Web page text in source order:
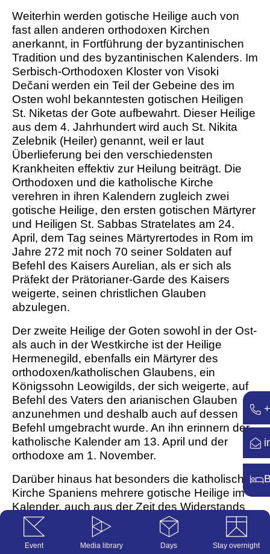
Weiterhin werden gotische Heilige auch von
fast allen anderen orthodoxen Kirchen
anerkannt, in Fortführung der byzantinischen
Tradition und des byzantinischen Kalenders. Im
Serbisch-Orthodoxen Kloster von Visoki
Dečani werden ein Teil der Gebeine des im
Osten wohl bekanntesten gotischen Heiligen
St. Niketas der Gote aufbewahrt. Dieser Heilige
aus dem 4. Jahrhundert wird auch St. Nikita
Zelebnik (Heiler) genannt, weil er laut
Überlieferung bei den verschiedensten
Krankheiten effektiv zur Heilung beiträgt. Die
Orthodoxen und die katholische Kirche
verehren in ihren Kalendern zugleich zwei
gotische Heilige, den ersten gotischen Märtyrer
und Heiligen St. Sabbas Stratelates am 24.
April, dem Tag seines Märtyrertodes in Rom im
Jahre 272 mit noch 70 seiner Soldaten auf
Befehl des Kaisers Aurelian, als er sich als
Präfekt der Prätorianer-Garde des Kaisers
weigerte, seinen christlichen Glauben
abzulegen.
Der zweite Heilige der Goten sowohl in der Ost-
als auch in der Westkirche ist der Heilige
Hermenegild, ebenfalls ein Märtyrer des
orthodoxen/katholischen Glaubens, ein
Königssohn Leowigilds, der sich weigerte, auf
Befehl des Vaters den arianischen Glauben
anzunehmen und deshalb auch auf dessen
Befehl umgebracht wurde. An ihn erinnern der
katholische Kalender am 13. April und der
orthodoxe am 1. November.
Darüber hinaus hat besonders die katholische
Kirche Spaniens mehrere gotische Heilige im
Kalender, auch aus der Zeit des Widerstands
gegen die muslimisch-arabische Herrschaft
besonders im 8./9. Jahrhundert. Aber noch
davor, aus dem 7. Jahrhundert, stammt der
Event Media library Days Stay overnight